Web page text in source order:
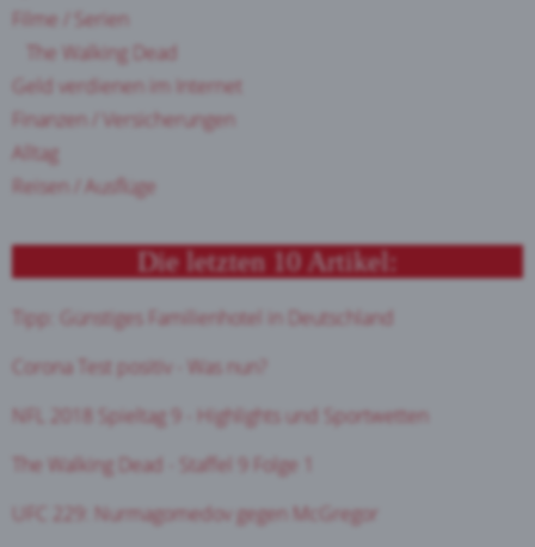
Filme / Serien
The Walking Dead
Geld verdienen im Internet
Finanzen / Versicherungen
Alltag
Reisen / Ausflüge
Die letzten 10 Artikel:
Tipp: Günstiges Familienhotel in Deutschland
Corona Test positiv - Was nun?
NFL 2018 Spieltag 9 - Highlights und Sportwetten
The Walking Dead - Staffel 9 Folge 1
UFC 229: Nurmagomedov gegen McGregor